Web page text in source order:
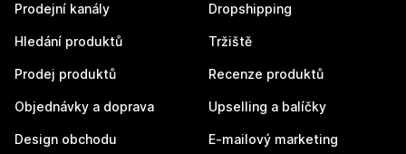
Prodejní kanály
Hledání produktů
Prodej produktů
Objednávky a doprava
Design obchodu
Dropshipping
Tržiště
Recenze produktů
Upselling a balíčky
E-mailový marketing